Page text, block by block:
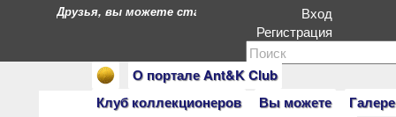
О портале Ant&K Club
Клуб коллекционеров
Вы можете
Друзья, вы можете стать героями нашего портала.
Вход
Регистрация